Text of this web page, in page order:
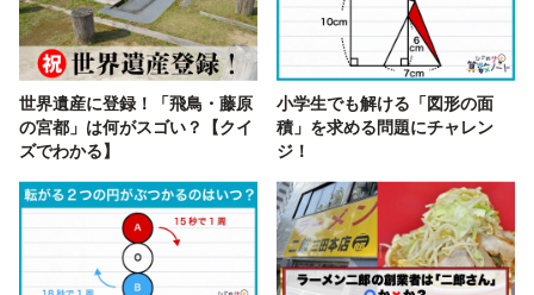
世界遺産に登録！「飛鳥・藤原
の宮都」は何がスゴい？【クイ
ズでわかる】
小学生でも解ける「図形の面
積」を求める問題にチャレン
ジ！